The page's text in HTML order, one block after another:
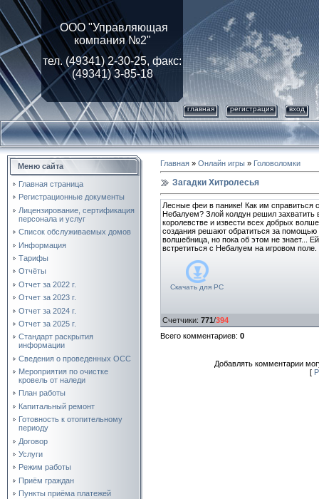
ООО "Управляющая
компания №2"
тел. (49341) 2-30-25, факс:
(49341) 3-85-18
главная регистрация вход
Меню сайта
Главная страница
Регистрационные документы
Лицензирование, cертификация
персонала и услуг
Список обслуживаемых домов
Информация
Тарифы
Отчёты
Отчет за 2022 г.
Отчет за 2023 г.
Отчет за 2024 г.
Отчет за 2025 г.
Стандарт раскрытия
информации
Сведения о проведенных ОСС
Мероприятия по очистке
кровель от наледи
План работы
Капитальный ремонт
Готовность к отопительному
периоду
Договор
Услуги
Режим работы
Приём граждан
Пункты приёма платежей
Главная » Онлайн игры » Головоломки
Загадки Хитролесья
Лесные феи в панике! Как им справиться
Небалуем? Злой колдун решил захватить
королевстве и извести всех добрых
создания решают обратиться за
волшебница, но пока об этом не знает...
встретиться с Небалуем на игровом поле.
Скачать для PC
Счетчики: 771 /394
Всего комментариев: 0
Добавлять комментарии
[